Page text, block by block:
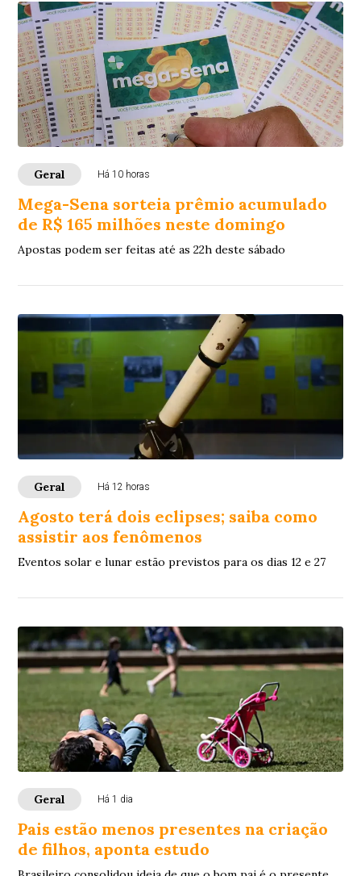
Geral Há 10 horas
Mega-Sena sorteia prêmio acumulado
de R$ 165 milhões neste domingo
Apostas podem ser feitas até as 22h deste sábado
Geral Há 12 horas
Agosto terá dois eclipses; saiba como
assistir aos fenômenos
Eventos solar e lunar estão previstos para os dias 12 e 27
Geral Há 1 dia
Pais estão menos presentes na criação
de filhos, aponta estudo